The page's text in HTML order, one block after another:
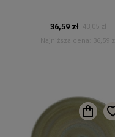
36,59 zł
43,05 zł
Najniższa cena:
36,59 zł